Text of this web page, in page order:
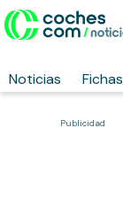
Noticias Fichas
Publicidad